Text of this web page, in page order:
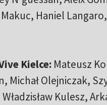
Haniel
Kielce: Mateusz
Michał Olejniczak,
Władzisław Kulesz,